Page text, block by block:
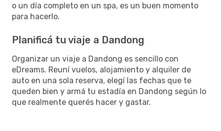
o un día completo en un spa, es un buen momento
para hacerlo.
Planificá tu viaje a Dandong
Organizar un viaje a Dandong es sencillo con
eDreams. Reuní vuelos, alojamiento y alquiler de
auto en una sola reserva, elegí las fechas que te
queden bien y armá tu estadía en Dandong según lo
que realmente querés hacer y gastar.